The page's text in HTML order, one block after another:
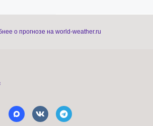
о прогнозе на world-weather.ru